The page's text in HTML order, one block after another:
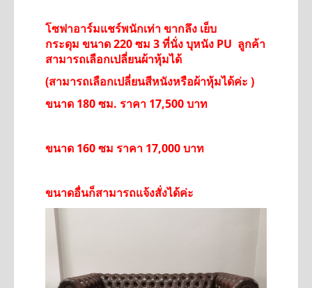
โซฟาอาร์มแชร์พนักเท่าขากลึง เย็บ
กระดุม ขนาด 220 ซม 3 ที่นั่ง บุหนัง PU ลูกค้า
สามารถเลือกเปลี่ยนผ้าหุ้มได้
(สามารถเลือกเปลี่ยนสีหนังหรือผ้าหุ้มได้ค่ะ )
ขนาด 180 ซม. ราคา 17,500 บาท
ขนาด 160 ซม ราคา 17,000 บาท
ขนาดอื่นก็สามารถแจ้งสั่งได้ค่ะ